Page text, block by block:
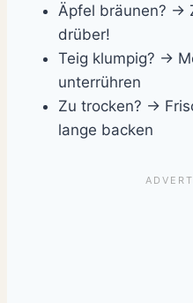
Äpfel bräunen? →
drüber!
Teig klumpig? →
unterrühren
Zu trocken? →
lange backen